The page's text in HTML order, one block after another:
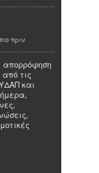
πριν
απορρόφηση
τις
και